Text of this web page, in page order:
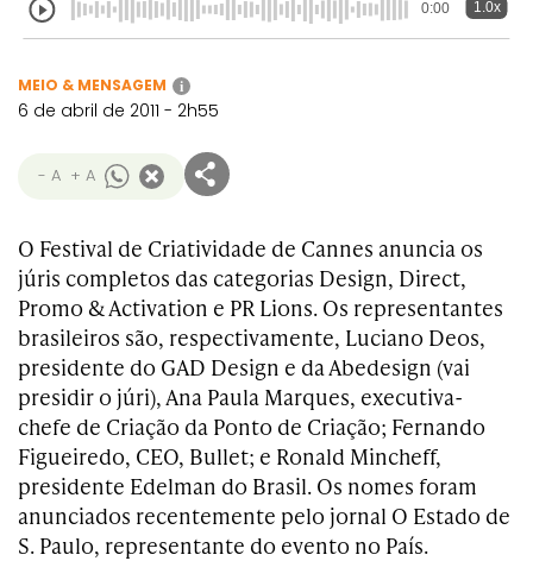
Transformation
Creative
Creative Data
Creative
Effectiveness
Strategy
Entertainment
Entertainment
Film
Media
Creative Brand
Creative
Business
Creative
Commerce
Entertainment
Entertainment
for Gaming
Entertainment
for Music
for Sport
Innovation
Goals
Titanium
0:00 1.0x
MEIO & MENSAGEM i
6 de abril de 2011 - 2h55
- A + A
O Festival de Criatividade de Cannes anuncia os
júris completos das categorias Design, Direct,
Promo & Activation e PR Lions. Os representantes
brasileiros são, respectivamente, Luciano Deos,
presidente do GAD Design e da Abedesign (vai
presidir o júri), Ana Paula Marques, executiva-
chefe de Criação da Ponto de Criação; Fernando
Figueiredo, CEO, Bullet; e Ronald Mincheff,
presidente Edelman do Brasil. Os nomes foram
anunciados recentemente pelo jornal O Estado de
S. Paulo, representante do evento no País.